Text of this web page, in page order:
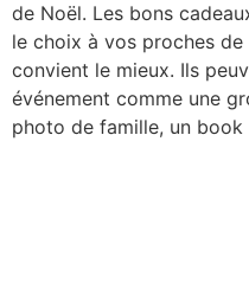
de Noël. Les bons
le choix à vos proches
convient le mieux. Ils
événement comme une
photo de famille, un